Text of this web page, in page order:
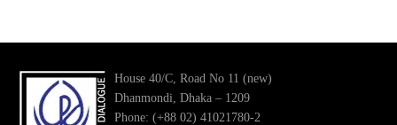
House 40/C, Road No 11 (new)
Dhanmondi, Dhaka – 1209
Phone: (+88 02) 41021780-2